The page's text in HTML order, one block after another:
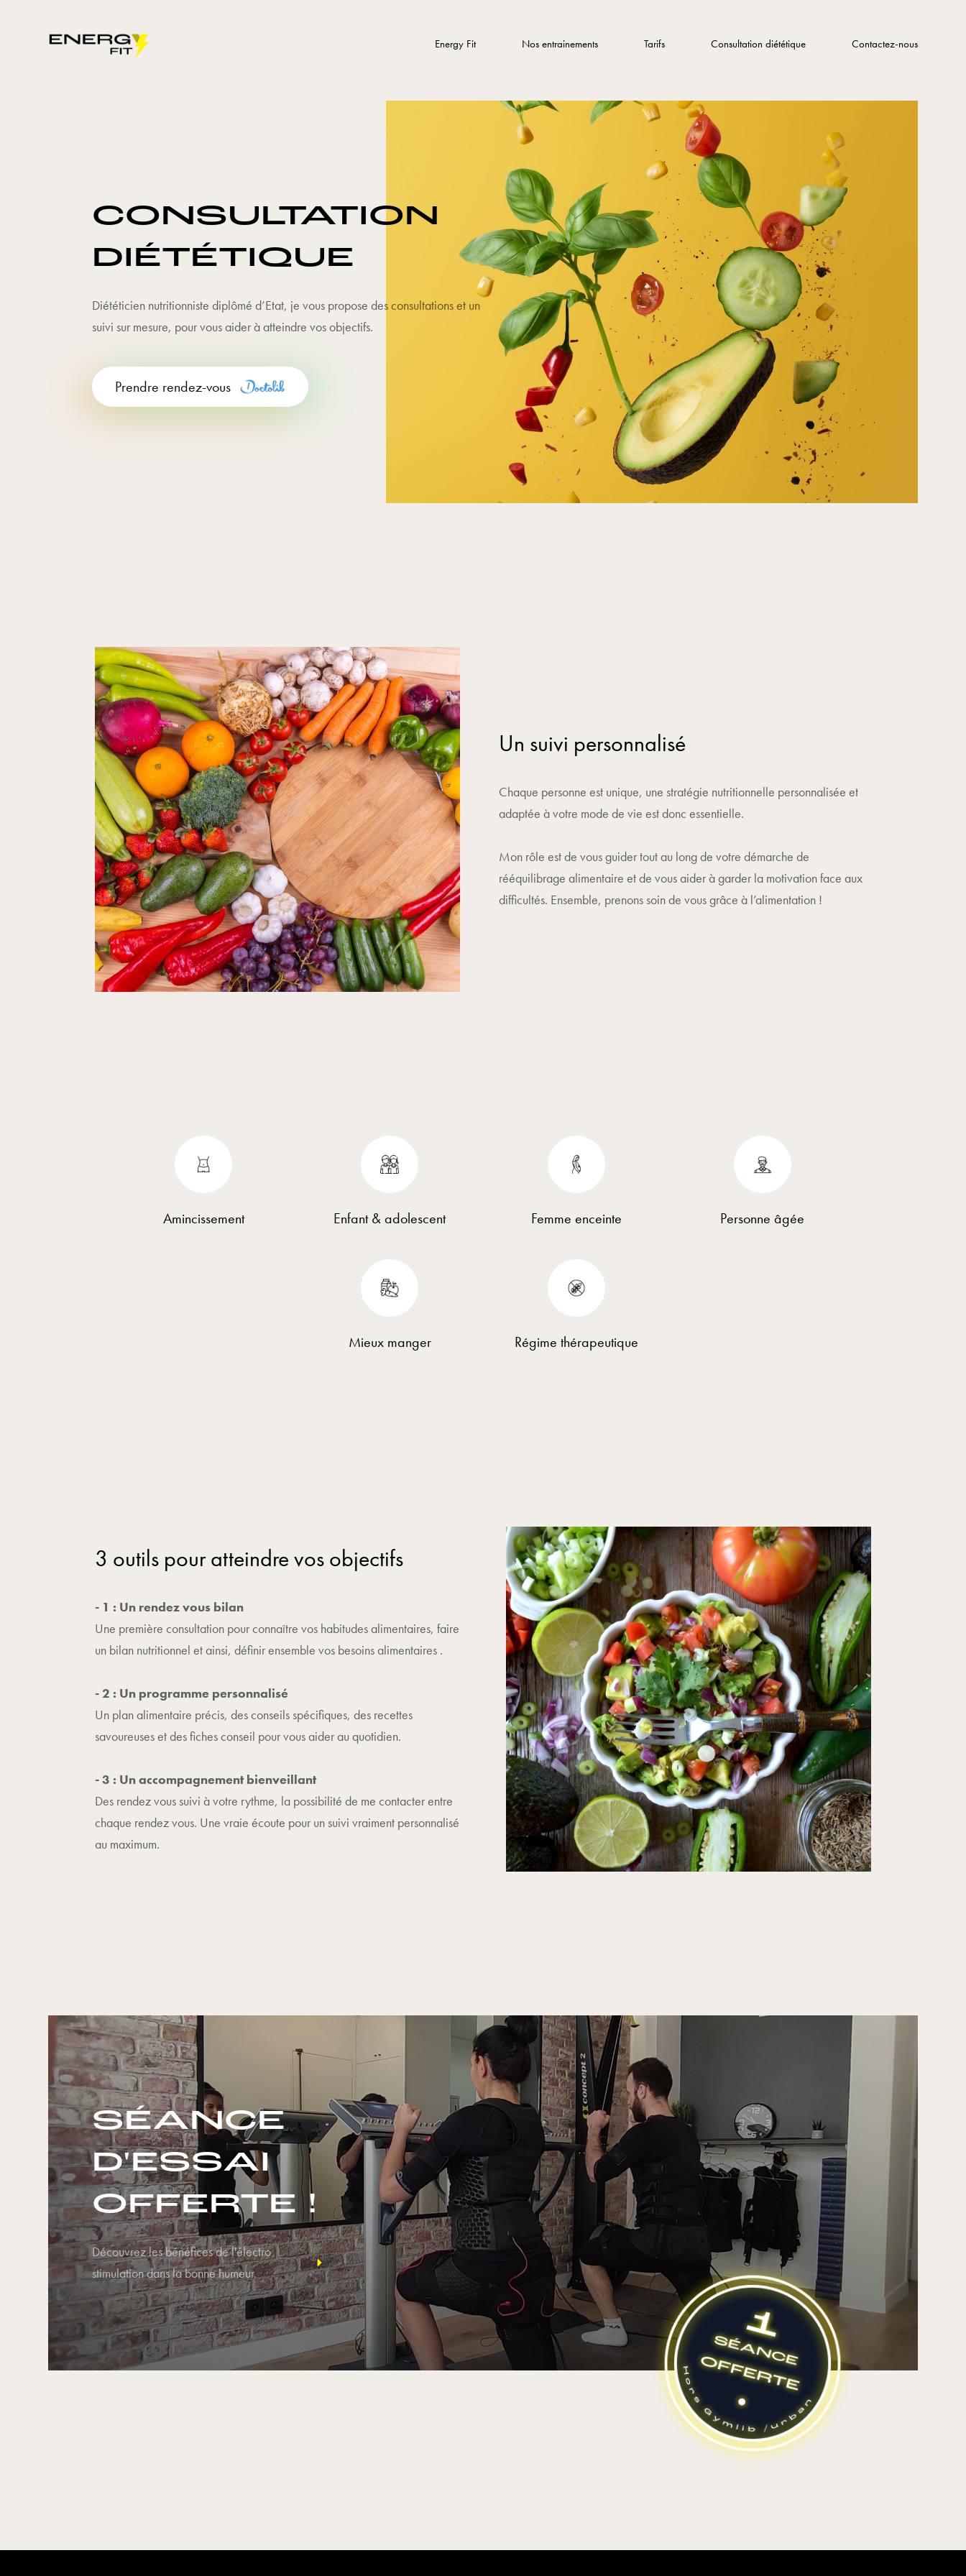
Energy Fit Nos entrainements Tarifs Consultation diététique Contactez-nous
CONSULTATION
DIÉTÉTIQUE
Diététicien nutritionniste diplômé d’Etat, je vous propose des consultations et un
suivi sur mesure, pour vous aider à atteindre vos objectifs.
Prendre rendez-vous
Un suivi personnalisé
Chaque personne est unique, une stratégie nutritionnelle personnalisée et
adaptée à votre mode de vie est donc essentielle.
Mon rôle est de vous guider tout au long de votre démarche de
rééquilibrage alimentaire et de vous aider à garder la motivation face aux
difficultés. Ensemble, prenons soin de vous grâce à l’alimentation !
Amincissement Enfant & adolescent Femme enceinte Personne âgée
Mieux manger Régime thérapeutique
3 outils pour atteindre vos objectifs
- 1 : Un rendez vous bilan
Une première consultation pour connaître vos habitudes alimentaires, faire
un bilan nutritionnel et ainsi, définir ensemble vos besoins alimentaires .
- 2 : Un programme personnalisé
Un plan alimentaire précis, des conseils spécifiques, des recettes
savoureuses et des fiches conseil pour vous aider au quotidien.
- 3 : Un accompagnement bienveillant
Des rendez vous suivi à votre rythme, la possibilité de me contacter entre
chaque rendez vous. Une vraie écoute pour un suivi vraiment personnalisé
au maximum.
SÉANCE
D'ESSAI
OFFERTE !
Découvrez les bénéfices de l'électro
stimulation dans la bonne humeur.